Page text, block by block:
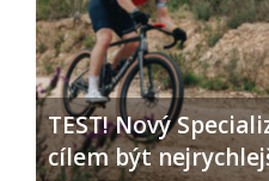
TEST! Nový
cílem být